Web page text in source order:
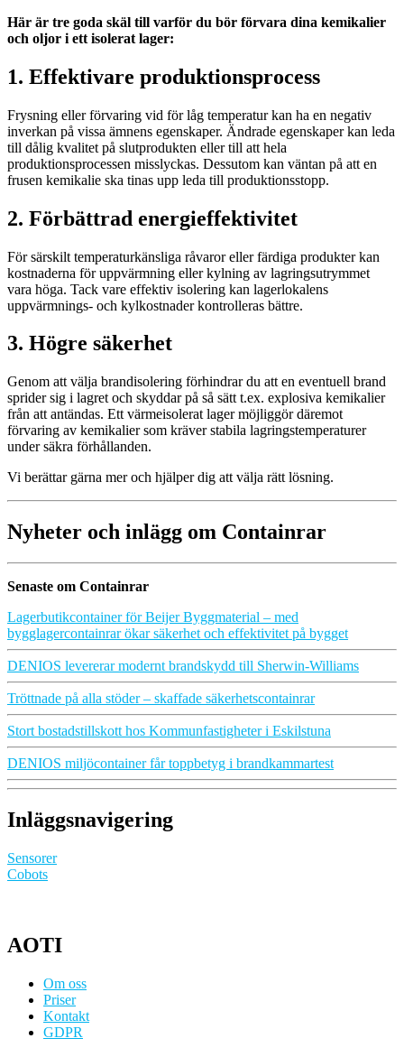
Här är tre goda skäl till varför du bör förvara dina kemikalier
och oljor i ett isolerat lager:
1. Effektivare produktionsprocess
Frysning eller förvaring vid för låg temperatur kan ha en negativ
inverkan på vissa ämnens egenskaper. Ändrade egenskaper kan leda
till dålig kvalitet på slutprodukten eller till att hela
produktionsprocessen misslyckas. Dessutom kan väntan på att en
frusen kemikalie ska tinas upp leda till produktionsstopp.
2. Förbättrad energieffektivitet
För särskilt temperaturkänsliga råvaror eller färdiga produkter kan
kostnaderna för uppvärmning eller kylning av lagringsutrymmet
vara höga. Tack vare effektiv isolering kan lagerlokalens
uppvärmnings- och kylkostnader kontrolleras bättre.
3. Högre säkerhet
Genom att välja brandisolering förhindrar du att en eventuell brand
sprider sig i lagret och skyddar på så sätt t.ex. explosiva kemikalier
från att antändas. Ett värmeisolerat lager möjliggör däremot
förvaring av kemikalier som kräver stabila lagringstemperaturer
under säkra förhållanden.
Vi berättar gärna mer och hjälper dig att välja rätt lösning.
Nyheter och inlägg om Containrar
Senaste om Containrar
Lagerbutikcontainer för Beijer Byggmaterial – med
bygglagercontainrar ökar säkerhet och effektivitet på bygget
DENIOS levererar modernt brandskydd till Sherwin-Williams
Tröttnade på alla stöder – skaffade säkerhetscontainrar
Stort bostadstillskott hos Kommunfastigheter i Eskilstuna
DENIOS miljöcontainer får toppbetyg i brandkammartest
Inläggsnavigering
Sensorer
Cobots
AOTI
Om oss
Priser
Kontakt
GDPR